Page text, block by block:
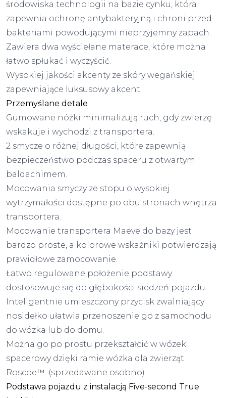
środowiska technologii na bazie cynku, która
zapewnia ochronę antybakteryjną i chroni przed
bakteriami powodującymi nieprzyjemny zapach.
Zawiera dwa wyściełane materace, które można
łatwo spłukać i wyczyścić.
Wysokiej jakości akcenty ze skóry wegańskiej
zapewniające luksusowy akcent.
Przemyślane detale
Gumowane nóżki minimalizują ruch, gdy zwierzę
wskakuje i wychodzi z transportera.
2 smycze o różnej długości, które zapewnią
bezpieczeństwo podczas spaceru z otwartym
baldachimem.
Mocowania smyczy ze stopu o wysokiej
wytrzymałości dostępne po obu stronach wnętrza
transportera.
Mocowanie transportera Maeve do bazy jest
bardzo proste, a kolorowe wskaźniki potwierdzają
prawidłowe zamocowanie.
Łatwo regulowane położenie podstawy
dostosowuje się do głębokości siedzeń pojazdu.
Inteligentnie umieszczony przycisk zwalniający
nosidełko ułatwia przenoszenie go z samochodu
do wózka lub do domu.
Można go po prostu przekształcić w wózek
spacerowy dzięki ramie wózka dla zwierząt
Roscoe™. (sprzedawane osobno)
Podstawa pojazdu z instalacją Five-second True